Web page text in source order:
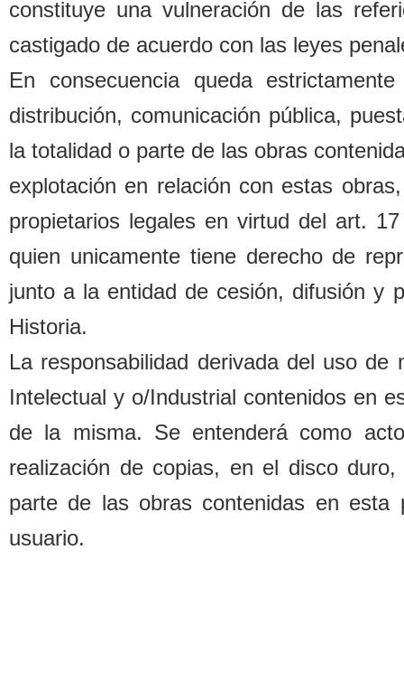
constituye una vulneración de las
castigado de acuerdo con las leyes
En consecuencia queda
distribución, comunicación pública,
la totalidad o parte de las obras
explotación en relación con estas ob
propietarios legales en virtud del art.
quien unicamente tiene derecho de
junto a la entidad de cesión, difusión y
Historia.
La responsabilidad derivada del uso de
Intelectual y o/Industrial contenidos en
de la misma. Se entenderá como
realización de copias, en el disco
parte de las obras contenidas en esta
usuario.